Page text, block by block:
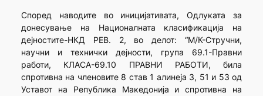
Според наводите во иницијативата, Одлуката за
донесување на Националната класификација на
дејностите-НКД РЕВ. 2, во делот: “М/К-Стручни,
научни и технички дејности, група 69.1-Правни
работи, КЛАСА-69.10 ПРАВНИ РАБОТИ, била
спротивна на членовите 8 став 1 алинеја 3, 51 и 53 од
Уставот на Република Македонија и спротивна на